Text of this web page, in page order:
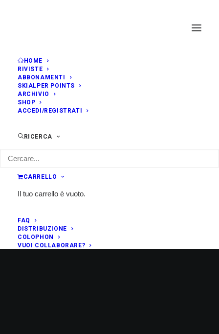
HOME
RIVISTE
ABBONAMENTI
SKIALPER POINTS
ARCHIVIO
SHOP
ACCEDI/REGISTRATI
RICERCA
CARRELLO
Il tuo carrello è vuoto.
FAQ
DISTRIBUZIONE
COLOPHON
VUOI COLLABORARE?